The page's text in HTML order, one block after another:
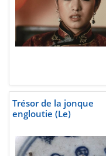
Trésor de la jonque
engloutie (Le)